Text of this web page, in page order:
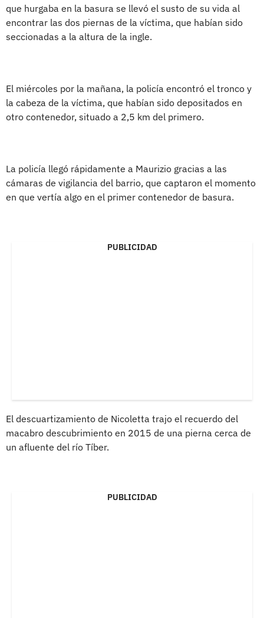
que hurgaba en la basura se llevó el susto de su vida al
encontrar las dos piernas de la víctima, que habían sido
seccionadas a la altura de la ingle.
El miércoles por la mañana, la policía encontró el tronco y
la cabeza de la víctima, que habían sido depositados en
otro contenedor, situado a 2,5 km del primero.
La policía llegó rápidamente a Maurizio gracias a las
cámaras de vigilancia del barrio, que captaron el momento
en que vertía algo en el primer contenedor de basura.
PUBLICIDAD
El descuartizamiento de Nicoletta trajo el recuerdo del
macabro descubrimiento en 2015 de una pierna cerca de
un afluente del río Tíber.
PUBLICIDAD